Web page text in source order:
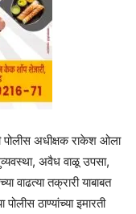
पोलीस अधीक्षक राकेश ओला
अवैध वाळू उपसा,
वाढत्या तक्रारी याबाबत
ठाण्यांच्या इमारती